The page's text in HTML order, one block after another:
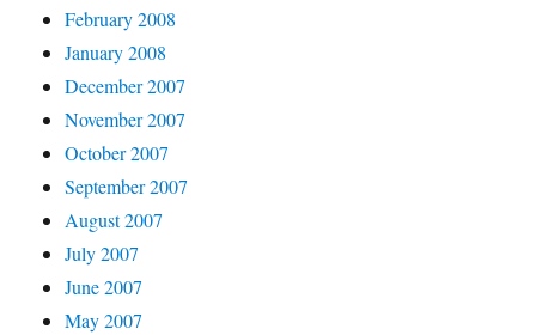
February 2008
January 2008
December 2007
November 2007
October 2007
September 2007
August 2007
July 2007
June 2007
May 2007